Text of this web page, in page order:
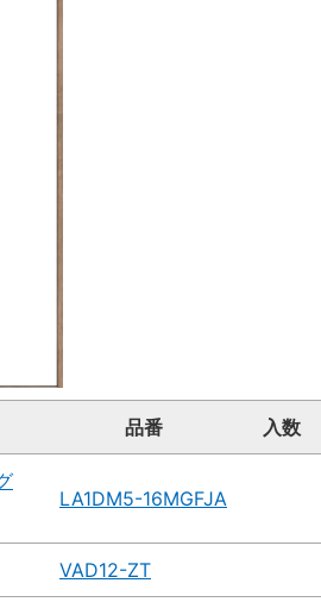
品番 入数
LA1DM5-16MGFJA
VAD12-ZT